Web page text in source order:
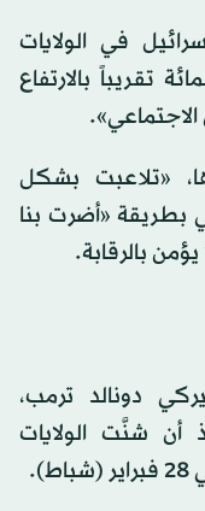
في الولايات
‌بنسبة 100 في المائة تقريباً بالارتفاع
«تلاعبت بشكل
بطريقة «أضرت بنا
بالرقابة.
دونالد ترمب،
أن شنَّت الولايات